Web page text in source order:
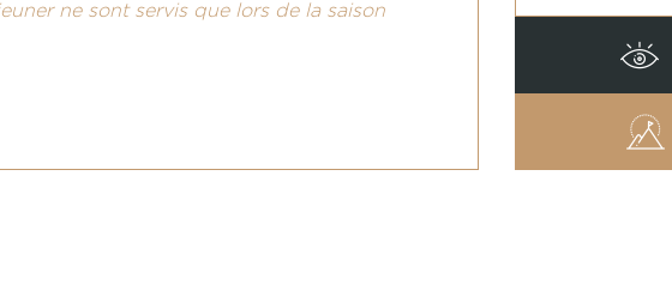
ne sont servis que lors de la saison